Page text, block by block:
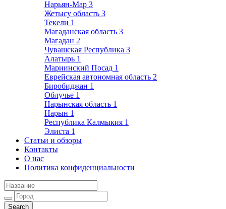
Нарьян-Мар 3
Жетысу область 3
Текели 1
Магаданская область 3
Магадан 2
Чувашская Республика 3
Алатырь 1
Мариинский Посад 1
Еврейская автономная область 2
Биробиджан 1
Облучье 1
Нарынская область 1
Нарын 1
Республика Калмыкия 1
Элиста 1
Статьи и обзоры
Контакты
О нас
Политика конфиденциальности